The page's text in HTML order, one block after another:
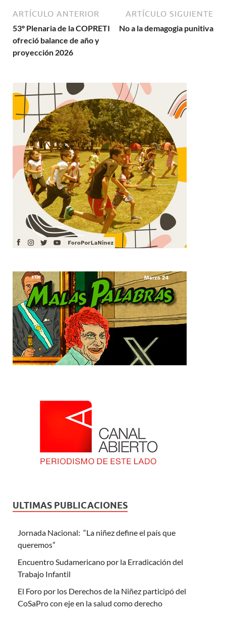
ARTÍCULO ANTERIOR
53º Plenaria de la COPRETI
ofreció balance de año y
proyección 2026
ARTÍCULO SIGUIENTE
No a la demagogia punitiva
ULTIMAS PUBLICACIONES
Jornada Nacional: “La niñez define el país que
queremos”
Encuentro Sudamericano por la Erradicación del
Trabajo Infantil
El Foro por los Derechos de la Niñez participó del
CoSaPro con eje en la salud como derecho